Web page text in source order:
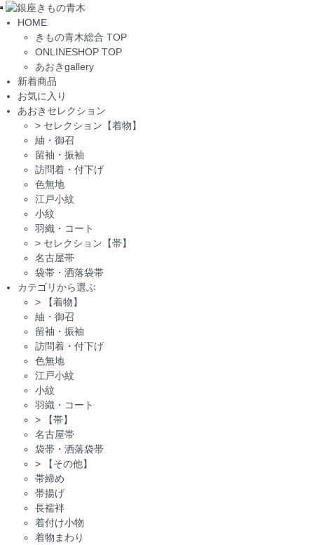
Toggle
navigation
HOME
きもの青木総合 TOP
ONLINESHOP TOP
あおきgallery
新着商品
お気に入り
あおきセレクション
> セレクション【着物】
紬・御召
留袖・振袖
訪問着・付下げ
色無地
江戸小紋
小紋
羽織・コート
> セレクション【帯】
名古屋帯
袋帯・洒落袋帯
カテゴリから選ぶ
>
【着物】
紬・御召
留袖・振袖
訪問着・付下げ
色無地
江戸小紋
小紋
羽織・コート
>
【帯】
名古屋帯
袋帯・洒落袋帯
>
【その他】
帯締め
帯揚げ
長襦袢
着付け小物
着物まわり